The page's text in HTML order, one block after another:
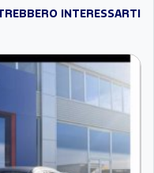
INTERESSARTI